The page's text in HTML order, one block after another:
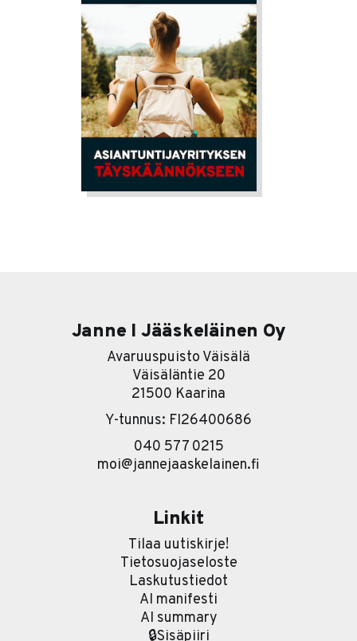
Janne I Jääskeläinen Oy
Avaruuspuisto Väisälä
Väisäläntie 20
21500 Kaarina
Y-tunnus: FI26400686
040 577 0215
moi@jannejaaskelainen.fi
Linkit
Tilaa uutiskirje!
Tietosuojaseloste
Laskutustiedot
AI manifesti
AI summary
🔒Sisäpiiri